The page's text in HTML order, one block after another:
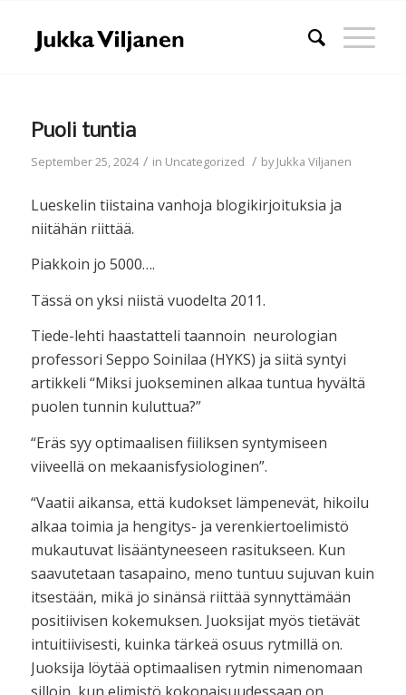
Puoli tuntia
September 25, 2024 / in Uncategorized / byJukka Viljanen
Lueskelin tiistaina vanhoja blogikirjoituksia ja
niitähän riittää.
Piakkoin jo 5000….
Tässä on yksi niistä vuodelta 2011.
Tiede-lehti haastatteli taannoin neurologian
professori Seppo Soinilaa (HYKS) ja siitä syntyi
artikkeli “Miksi juokseminen alkaa tuntua hyvältä
puolen tunnin kuluttua?”
“Eräs syy optimaalisen fiiliksen syntymiseen
viiveellä on mekaanisfysiologinen”.
“Vaatii aikansa, että kudokset lämpenevät, hikoilu
alkaa toimia ja hengitys- ja verenkiertoelimistö
mukautuvat lisääntyneeseen rasitukseen. Kun
saavutetaan tasapaino, meno tuntuu sujuvan kuin
itsestään, mikä jo sinänsä riittää synnyttämään
positiivisen kokemuksen. Juoksijat myös tietävät
intuitiivisesti, kuinka tärkeä osuus rytmillä on.
Juoksija löytää optimaalisen rytmin nimenomaan
silloin, kun elimistö kokonaisuudessaan on